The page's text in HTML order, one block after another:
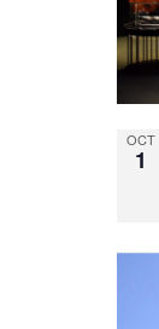
OCT
1